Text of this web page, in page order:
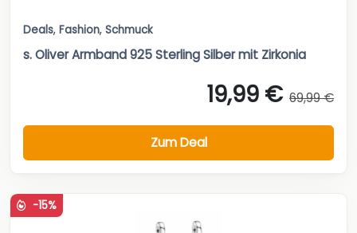
Deals, Fashion, Schmuck
s. Oliver Armband 925 Sterling Silber mit Zirkonia
19,99 € 69,99 €
Zum Deal
-15%